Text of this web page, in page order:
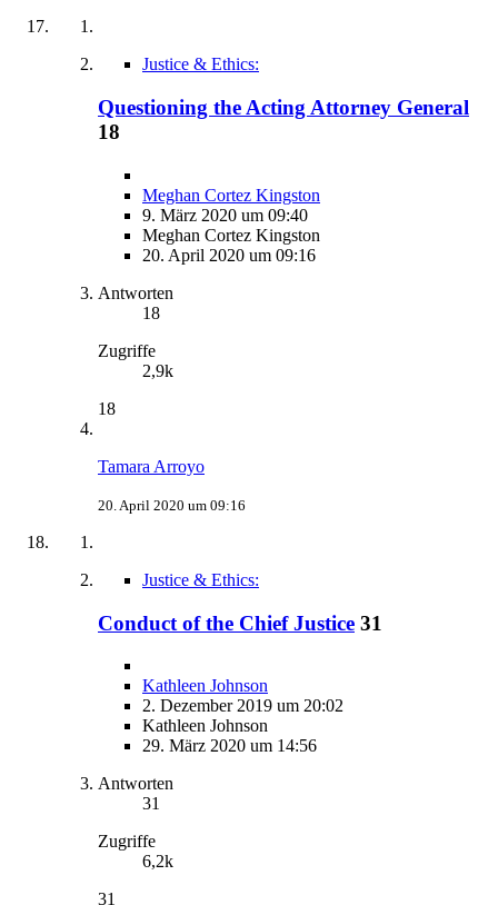
Justice & Ethics:
Questioning the Acting Attorney General
18
Meghan Cortez Kingston
9. März 2020 um 09:40
Meghan Cortez Kingston
20. April 2020 um 09:16
Antworten
18
Zugriffe
2,9k
18
Tamara Arroyo
20. April 2020 um 09:16
Justice & Ethics:
Conduct of the Chief Justice 31
Kathleen Johnson
2. Dezember 2019 um 20:02
Kathleen Johnson
29. März 2020 um 14:56
Antworten
31
Zugriffe
6,2k
31